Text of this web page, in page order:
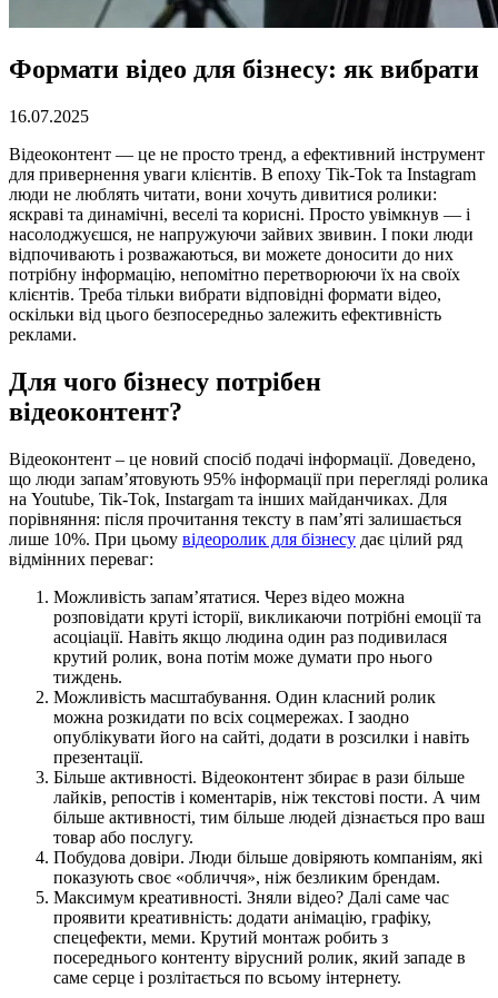
Формати відео для бізнесу: як вибрати
16.07.2025
Відеоконтент — це не просто тренд, а ефективний інструмент
для привернення уваги клієнтів. В епоху Tik-Tok та Instagram
люди не люблять читати, вони хочуть дивитися ролики:
яскраві та динамічні, веселі та корисні. Просто увімкнув — і
насолоджуєшся, не напружуючи зайвих звивин. І поки люди
відпочивають і розважаються, ви можете доносити до них
потрібну інформацію, непомітно перетворюючи їх на своїх
клієнтів. Треба тільки вибрати відповідні формати відео,
оскільки від цього безпосередньо залежить ефективність
реклами.
Для чого бізнесу потрібен
відеоконтент?
Відеоконтент – це новий спосіб подачі інформації. Доведено,
що люди запам’ятовують 95% інформації при перегляді ролика
на Youtube, Tik-Tok, Instargam та інших майданчиках. Для
порівняння: після прочитання тексту в пам’яті залишається
лише 10%. При цьому відеоролик для бізнесу дає цілий ряд
відмінних переваг:
Можливість запам’ятатися. Через відео можна
розповідати круті історії, викликаючи потрібні емоції та
асоціації. Навіть якщо людина один раз подивилася
крутий ролик, вона потім може думати про нього
тиждень.
Можливість масштабування. Один класний ролик
можна розкидати по всіх соцмережах. І заодно
опублікувати його на сайті, додати в розсилки і навіть
презентації.
Більше активності. Відеоконтент збирає в рази більше
лайків, репостів і коментарів, ніж текстові пости. А чим
більше активності, тим більше людей дізнається про ваш
товар або послугу.
Побудова довіри. Люди більше довіряють компаніям, які
показують своє «обличчя», ніж безликим брендам.
Максимум креативності. Зняли відео? Далі саме час
проявити креативність: додати анімацію, графіку,
спецефекти, меми. Крутий монтаж робить з
посереднього контенту вірусний ролик, який западе в
саме серце і розлітається по всьому інтернету.